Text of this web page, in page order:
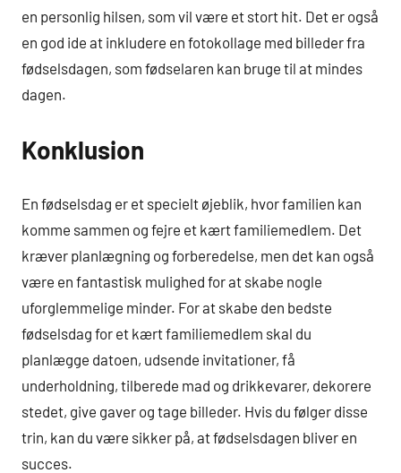
en personlig hilsen, som vil være et stort hit. Det er også
en god ide at inkludere en fotokollage med billeder fra
fødselsdagen, som fødselaren kan bruge til at mindes
dagen.
Konklusion
En fødselsdag er et specielt øjeblik, hvor familien kan
komme sammen og fejre et kært familiemedlem. Det
kræver planlægning og forberedelse, men det kan også
være en fantastisk mulighed for at skabe nogle
uforglemmelige minder. For at skabe den bedste
fødselsdag for et kært familiemedlem skal du
planlægge datoen, udsende invitationer, få
underholdning, tilberede mad og drikkevarer, dekorere
stedet, give gaver og tage billeder. Hvis du følger disse
trin, kan du være sikker på, at fødselsdagen bliver en
succes.